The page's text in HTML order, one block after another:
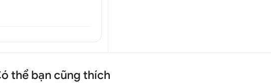
thể bạn cũng thích